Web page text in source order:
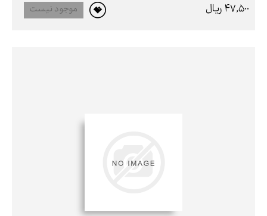
47,500 ريال موجود نیست